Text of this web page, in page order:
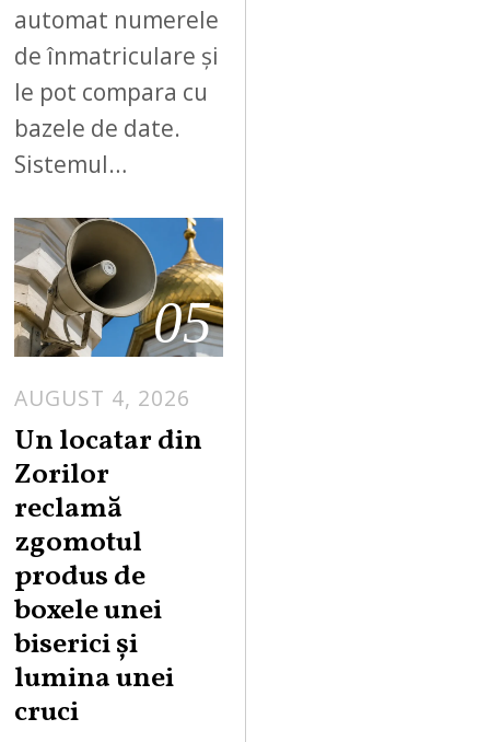
automat numerele
de înmatriculare și
le pot compara cu
bazele de date.
Sistemul…
05
AUGUST 4, 2026
Un locatar din
Zorilor
reclamă
zgomotul
produs de
boxele unei
biserici și
lumina unei
cruci